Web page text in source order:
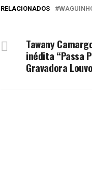
RELACIONADOS
Tawany
inédita “Passa
Gravadora